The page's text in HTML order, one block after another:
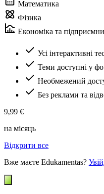
Математика
Фізика
Економіка та
Усі інтерактивні
Теми доступні у
Необмежений
Без реклами та
9,99 €
на місяць
Відкрити все
Вже маєте Edukamentas?